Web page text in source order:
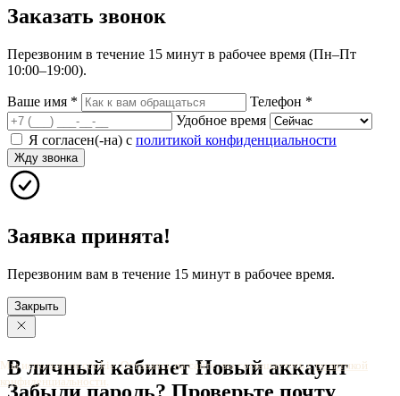
Заказать звонок
Перезвоним в течение 15 минут в рабочее время (Пн–Пт
10:00–19:00).
Ваше имя * Телефон *
Удобное время
Я согласен(-на) с политикой конфиденциальности
Жду звонка
Заявка принята!
Перезвоним вам в течение 15 минут в рабочее время.
Закрыть
Мы используем cookie. Оставаясь на сайте, вы соглашаетесь сполитикой
конфиденциальности.
В личныйкабинет Новыйаккаунт
Забылипароль? Проверьте почту